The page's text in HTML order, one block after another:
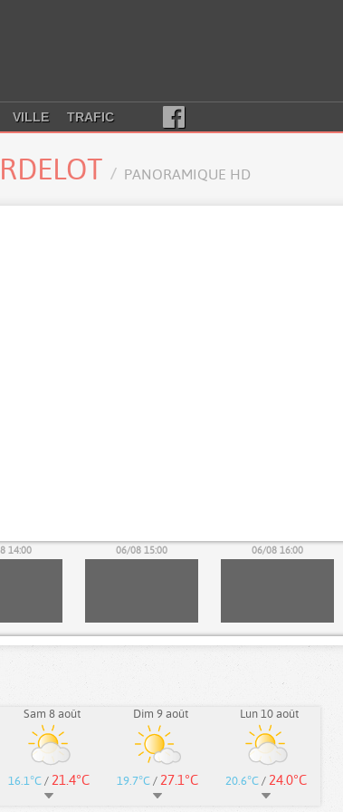
VILLE TRAFIC
PANORAMIQUE HD
14:00 06/08 15:00 06/08 16:00
Sam 8 août
16.1°C / 21.4°C
Dim 9 août
19.7°C / 27.1°C
Lun 10 août
20.6°C / 24.0°C